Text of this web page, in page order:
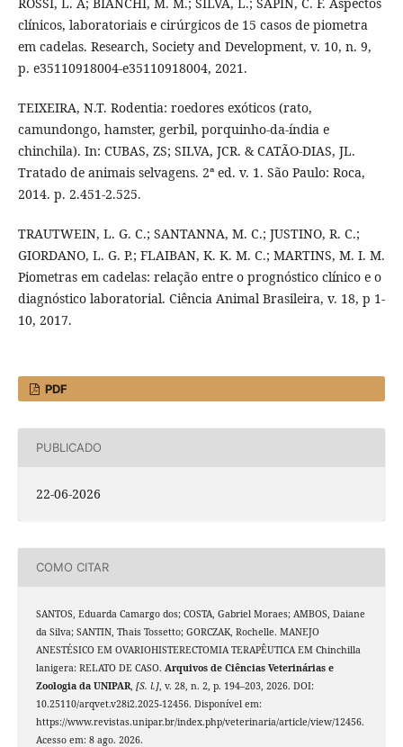
clínicos, laboratoriais e cirúrgicos de 15 casos de piometra
em cadelas. Research, Society and Development, v. 10, n. 9,
p. e35110918004-e35110918004, 2021.
TEIXEIRA, N.T. Rodentia: roedores exóticos (rato,
camundongo, hamster, gerbil, porquinho-da-índia e
chinchila). In: CUBAS, ZS; SILVA, JCR. & CATÃO-DIAS, JL.
Tratado de animais selvagens. 2ª ed. v. 1. São Paulo: Roca,
2014. p. 2.451-2.525.
TRAUTWEIN, L. G. C.; SANTANNA, M. C.; JUSTINO, R. C.;
GIORDANO, L. G. P.; FLAIBAN, K. K. M. C.; MARTINS, M. I. M.
Piometras em cadelas: relação entre o prognóstico clínico e o
diagnóstico laboratorial. Ciência Animal Brasileira, v. 18, p 1-
10, 2017.
PDF
PUBLICADO
22-06-2026
COMO CITAR
SANTOS, Eduarda Camargo dos; COSTA, Gabriel Moraes; AMBOS, Daiane
da Silva; SANTIN, Thais Tossetto; GORCZAK, Rochelle. MANEJO
ANESTÉSICO EM OVARIOHISTERECTOMIA TERAPÊUTICA EM Chinchilla
lanigera: RELATO DE CASO. Arquivos de Ciências Veterinárias e
Zoologia da UNIPAR, [S. l.], v. 28, n. 2, p. 194–203, 2026. DOI:
10.25110/arqvet.v28i2.2025-12456. Disponível em:
https://www.revistas.unipar.br/index.php/veterinaria/article/view/12456.
Acesso em: 8 ago. 2026.